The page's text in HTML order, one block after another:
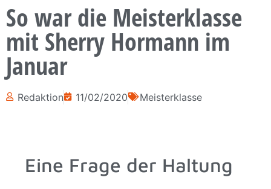
So war die Meisterklasse
mit Sherry Hormann im
Januar
Redaktion 11/02/2020 Meisterklasse
Eine Frage der Haltung